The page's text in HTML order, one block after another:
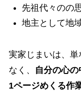
先祖代々のの
地主として
実家じまいは、
なく、
自分の心の
1ページめくる作